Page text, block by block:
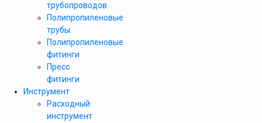
трубопроводов
Полипропиленовые
трубы
Полипропиленовые
фитинги
Пресс
фитинги
Инструмент
Расходный
инструмент